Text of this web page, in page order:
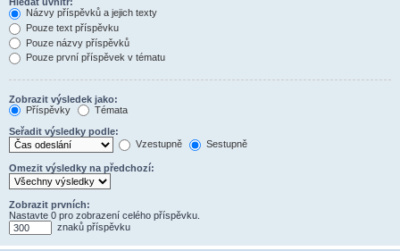
Názvy příspěvků a jejich texty
Pouze text příspěvku
Pouze názvy příspěvků
Pouze první příspěvek v tématu
Zobrazit výsledek jako:
Příspěvky
Témata
Seřadit výsledky podle:
Vzestupně
Sestupně
Omezit výsledky na předchozí:
Zobrazit prvních:
Nastavte 0 pro zobrazení celého příspěvku.
znaků příspěvku